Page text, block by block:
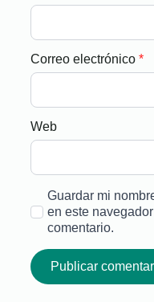
Correo electrónico *
Web
Guardar mi
en este
comentario.